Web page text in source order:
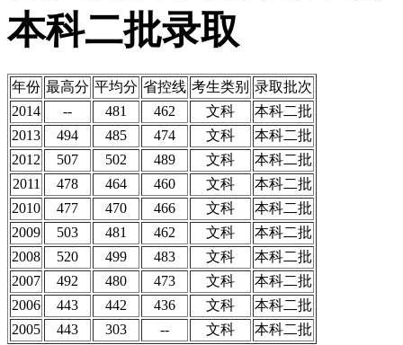
本科二批录取
年份 最高分 平均分 省控线 考生类别 录取批次
2014
-- 481 462 文科
本科二批
2013
494 485 474 文科
本科二批
2012
507 502 489 文科
本科二批
2011
478 464 460 文科
本科二批
2010
477 470 466 文科
本科二批
2009
503 481 462 文科
本科二批
2008
520 499 483 文科
本科二批
2007
492 480 473 文科
本科二批
2006
443 442 436 文科
本科二批
2005
443 303 -- 文科 本科二批